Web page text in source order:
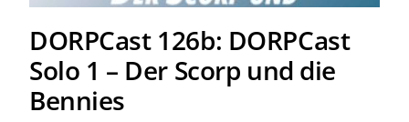
DORPCast 126b: DORPCast
Solo 1 – Der Scorp und die
Bennies